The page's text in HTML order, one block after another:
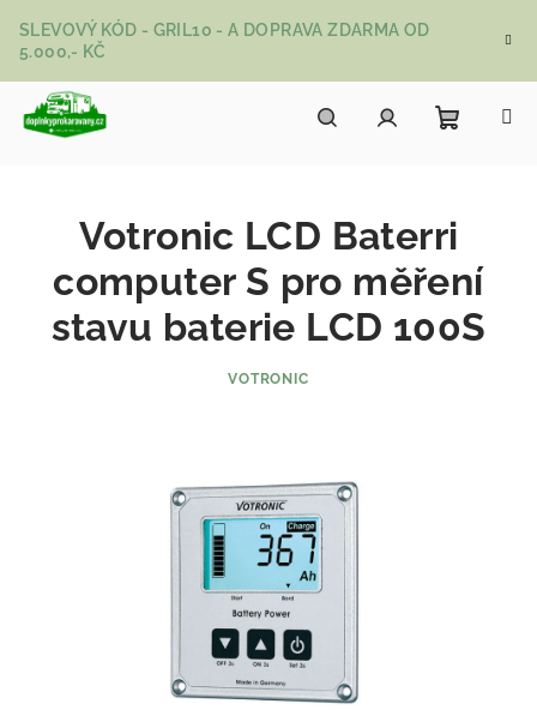
SLEVOVÝ KÓD - GRIL10 - A DOPRAVA ZDARMA OD
5.000,- KČ
Votronic LCD Baterri
computer S pro měření
stavu baterie LCD 100S
VOTRONIC